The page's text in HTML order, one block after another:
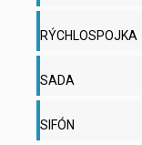
RÝCHLOSPOJKA
SADA
SIFÓN